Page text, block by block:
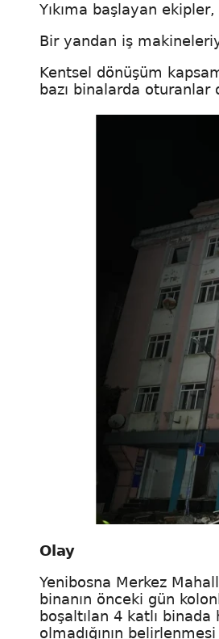
Yıkıma başlayan
Bir yandan iş
Kentsel dönüşüm
bazı binalarda
Olay
Yenibosna Merkez
binanın önceki gün
boşaltılan 4 katlı
olmadığının